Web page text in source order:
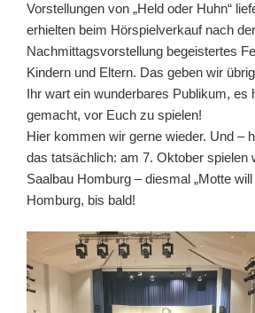
Vorstellungen von „Held oder Huhn“
erhielten beim Hörspielverkauf nach der
Nachmittagsvorstellung begeistertes
Kindern und Eltern. Das geben wir
Ihr wart ein wunderbares Publikum, es
gemacht, vor Euch zu spielen!
Hier kommen wir gerne wieder. Und –
das tatsächlich: am 7. Oktober spielen
Saalbau Homburg – diesmal „Motte
Homburg, bis bald!